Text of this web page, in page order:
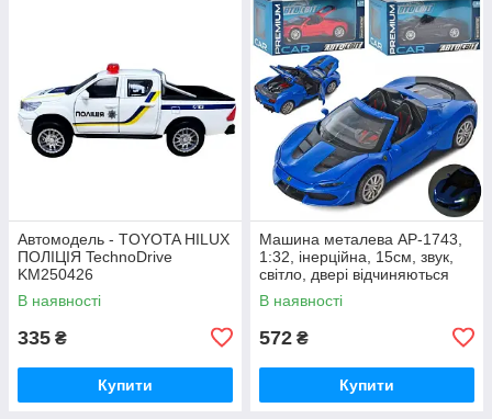
Автомодель - TOYOTA HILUX
ПОЛІЦІЯ TechnoDrive
KM250426
В наявності
335 ₴
Купити
Машина металева AP-1743,
1:32, інерційна, 15см, звук,
світло, двері відчиняються
В наявності
572 ₴
Купити